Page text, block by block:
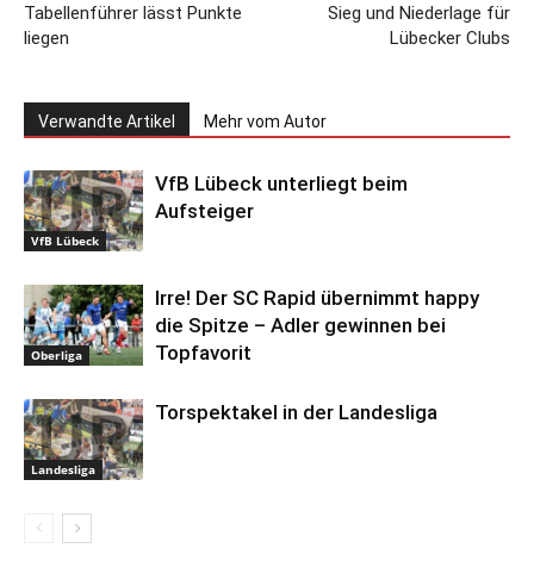
Tabellenführer lässt Punkte
liegen
Sieg und Niederlage für
Lübecker Clubs
Verwandte Artikel Mehr vom Autor
VfB Lübeck
VfB Lübeck unterliegt beim
Aufsteiger
Oberliga
Irre! Der SC Rapid übernimmt happy
die Spitze – Adler gewinnen bei
Topfavorit
Landesliga
Torspektakel in der Landesliga